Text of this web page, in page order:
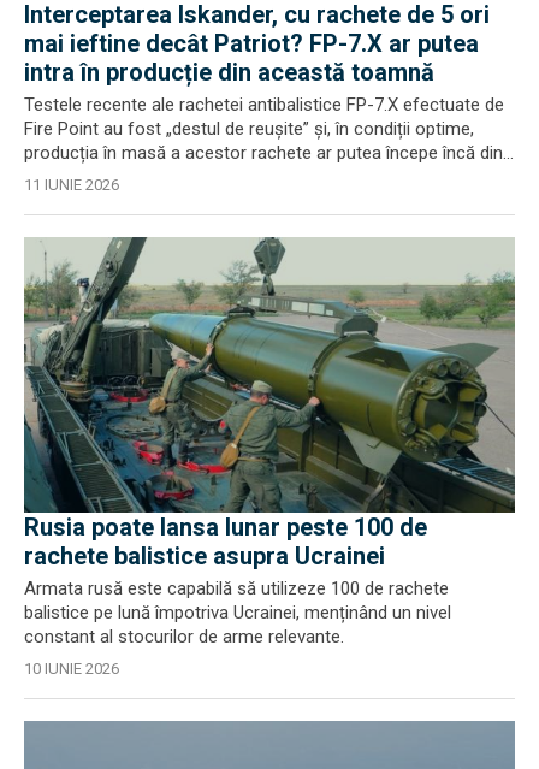
Interceptarea Iskander, cu rachete de 5 ori
mai ieftine decât Patriot? FP-7.X ar putea
intra în producție din această toamnă
Testele recente ale rachetei antibalistice FP-7.X efectuate de
Fire Point au fost „destul de reușite” și, în condiții optime,
producția în masă a acestor rachete ar putea începe încă din...
11 IUNIE 2026
Rusia poate lansa lunar peste 100 de
rachete balistice asupra Ucrainei
Armata rusă este capabilă să utilizeze 100 de rachete
balistice pe lună împotriva Ucrainei, menținând un nivel
constant al stocurilor de arme relevante.
10 IUNIE 2026